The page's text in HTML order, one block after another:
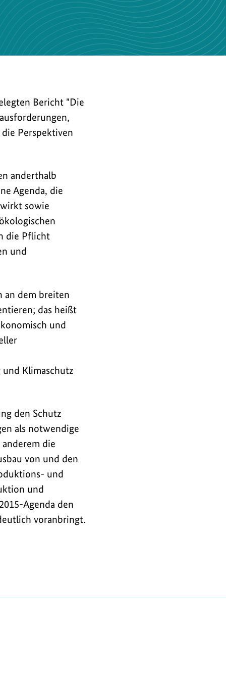
Bericht "Die
Perspektiven
anderthalb
Agenda, die
sowie
die Pflicht
und
an dem breiten
das heißt
und
Klimaschutz
den Schutz
als notwendige
die
von und den
und
und
Agenda den
voranbringt.